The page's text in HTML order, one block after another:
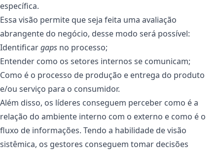
específica.
Essa visão permite que seja feita uma avaliação
abrangente do negócio, desse modo será possível:
Identificargaps no processo;
Entender como os setores internos se comunicam;
Como é o processo de produção e entrega do produto
e/ou serviço para o consumidor.
Além disso, os líderes conseguem perceber como é a
relação do ambiente interno com o externo e como é o
fluxo de informações. Tendo a habilidade de visão
sistêmica, os gestores conseguem tomar decisões